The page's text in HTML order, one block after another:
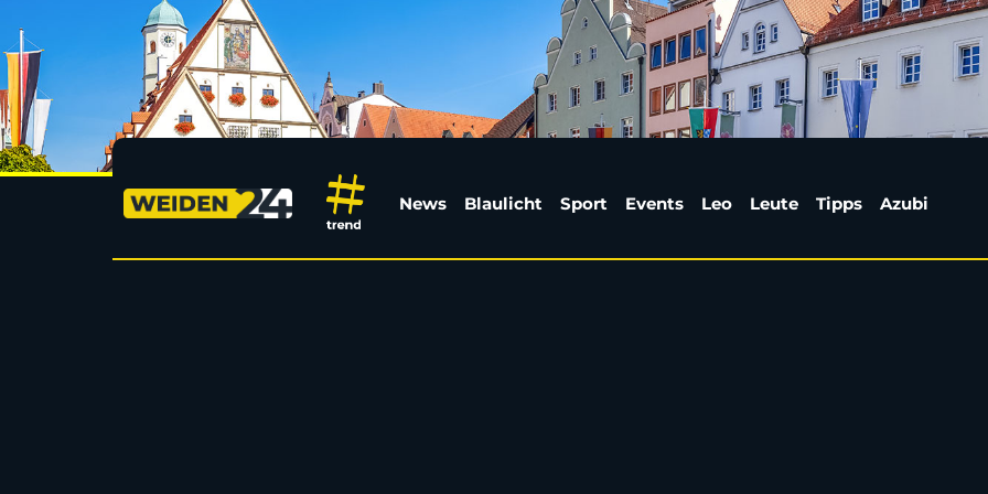
Hofwoche in Schönkirch bei „Bauer sucht
News Blaulicht Sport Events Leo Leute Tipps Azubi